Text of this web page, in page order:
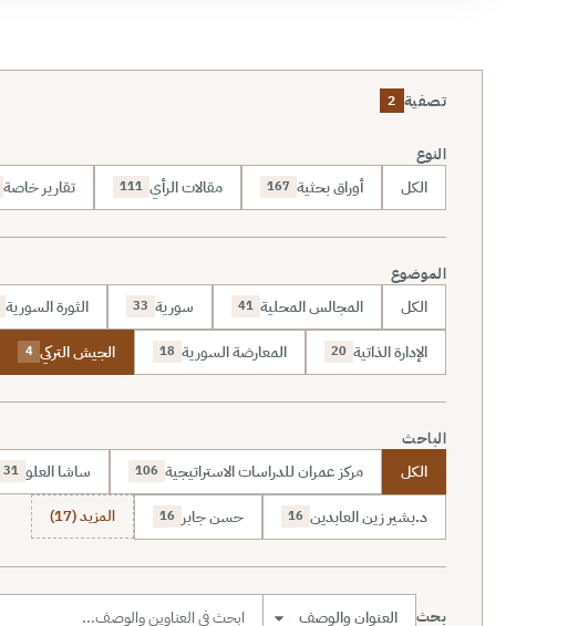
تصفية 2
النوع
الكل أوراق بحثية 167 مقالات الرأي 111 تقارير خاصة
الموضوع
الكل المجالس المحلية 41 سورية 33 الثورة السورية
الإدارة الذاتية 20 المعارضة السورية 18 الجيش التركي 4
الباحث
الكل مركز عمران للدراسات الاستراتيجية 106 ساشا العلو 31
د.بشير زين العابدين 16 حسن جابر 16 المزيد (17)
بحث